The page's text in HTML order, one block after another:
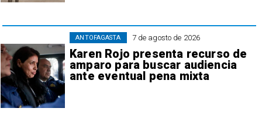
7 de agosto de 2026
Karen Rojo presenta recurso de
amparo para buscar audiencia
ante eventual pena mixta
ANTOFAGASTA